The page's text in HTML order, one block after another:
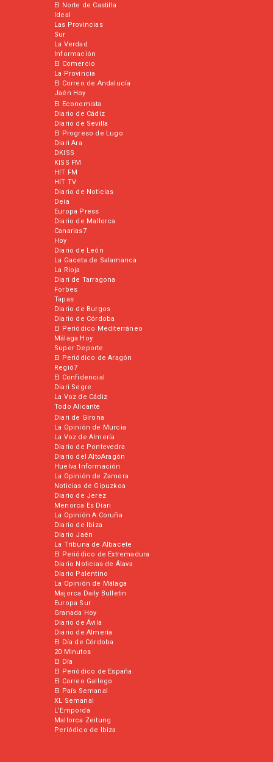
El Norte de Castilla
Ideal
Las Provincias
Sur
La Verdad
Información
El Comercio
La Provincia
El Correo de Andalucía
Jaén Hoy
El Economista
Diario de Cádiz
Diario de Sevilla
El Progreso de Lugo
Diari Ara
DKISS
KISS FM
HIT FM
HIT TV
Diario de Noticias
Deia
Europa Press
Diario de Mallorca
Canarias7
Hoy
Diario de León
La Gaceta de Salamanca
La Rioja
Diari de Tarragona
Forbes
Tapas
Diario de Burgos
Diario de Córdoba
El Periódico Mediterráneo
Málaga Hoy
Super Deporte
El Periódico de Aragón
Regió7
El Confidencial
Diari Segre
La Voz de Cádiz
Todo Alicante
Diari de Girona
La Opinión de Murcia
La Voz de Almería
Diario de Pontevedra
Diario del AltoAragón
Huelva Información
La Opinión de Zamora
Noticias de Gipuzkoa
Diario de Jerez
Menorca Es Diari
La Opinión A Coruña
Diario de Ibiza
Diario Jaén
La Tribuna de Albacete
El Periódico de Extremadura
Diario Noticias de Álava
Diario Palentino
La Opinión de Málaga
Majorca Daily Bulletin
Europa Sur
Granada Hoy
Diario de Ávila
Diario de Almería
El Día de Córdoba
20 Minutos
El Día
El Periódico de España
El Correo Gallego
El País Semanal
XL Semanal
L’Empordà
Mallorca Zeitung
Periódico de Ibiza